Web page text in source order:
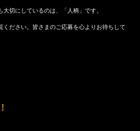
切にしているのは、「人柄」です。
ください。皆さまのご応募を心よりお待ちして